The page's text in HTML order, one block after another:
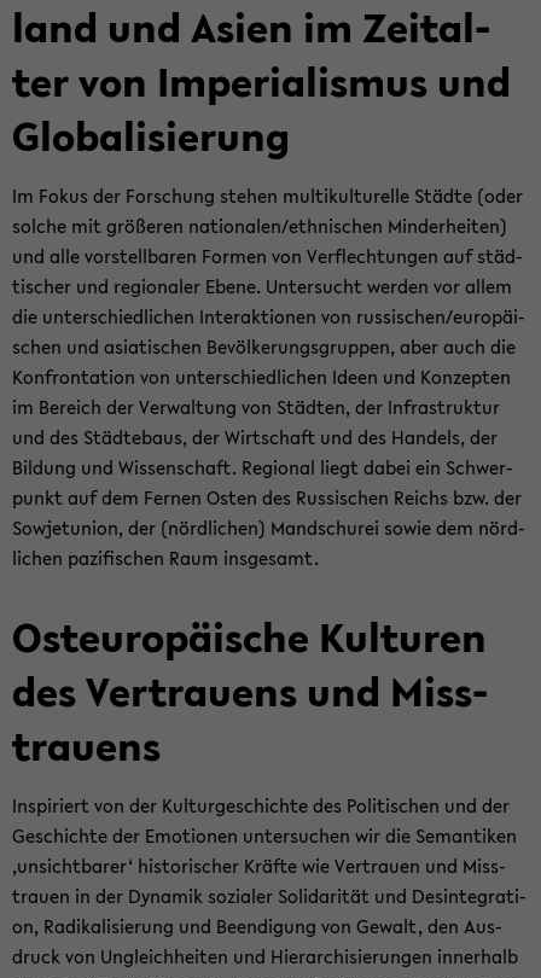
land und Asien im Zeit­al­
ter von Im­pe­ria­lis­mus und
Glo­ba­li­sie­rung
Im Fokus der For­schung ste­hen mul­ti­kul­tu­rel­le Städ­te (oder
sol­che mit grö­ße­ren na­tio­na­len/eth­ni­schen Min­der­hei­ten)
und alle vor­stell­ba­ren For­men von Ver­flech­tun­gen auf städ­
ti­scher und re­gio­na­ler Ebene. Un­ter­sucht wer­den vor allem
die un­ter­schied­li­chen In­ter­ak­tio­nen von rus­si­schen/eu­ro­päi­
schen und asia­ti­schen Be­völ­ke­rungs­grup­pen, aber auch die
Kon­fron­ta­ti­on von un­ter­schied­li­chen Ideen und Kon­zep­ten
im Be­reich der Ver­wal­tung von Städ­ten, der In­fra­struk­tur
und des Städ­te­baus, der Wirt­schaft und des Han­dels, der
Bil­dung und Wis­sen­schaft. Re­gio­nal liegt dabei ein Schwer­
punkt auf dem Fer­nen Osten des Rus­si­schen Reichs bzw. der
So­wjet­uni­on, der (nörd­li­chen) Man­dschu­rei sowie dem nörd­
li­chen pa­zi­fi­schen Raum ins­ge­samt.
Ost­eu­ro­päi­sche Kul­tu­ren
des Ver­trau­ens und Miss­
trau­ens
In­spi­riert von der Kul­tur­ge­schich­te des Po­li­ti­schen und der
Ge­schich­te der Emo­tio­nen un­ter­su­chen wir die Se­man­ti­ken
‚un­sicht­ba­rer‘ his­to­ri­scher Kräf­te wie Ver­trau­en und Miss­
trau­en in der Dy­na­mik so­zia­ler So­li­da­ri­tät und Des­in­te­gra­ti­
on, Ra­di­ka­li­sie­rung und Be­en­di­gung von Ge­walt, den Aus­
druck von Un­gleich­hei­ten und Hier­ar­chi­sie­run­gen in­ner­halb